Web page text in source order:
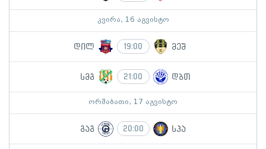
კვირა, 16 აგვისტო
დილ 19:00 მეშ
სმგ 21:00 დბთ
ორშაბათი, 17 აგვისტო
გაგ 20:00 სპა